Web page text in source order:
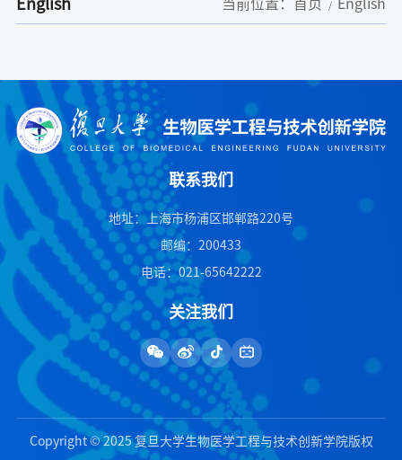
English 当前位置： 首页 English
联系我们
地址：上海市杨浦区邯郸路220号
邮编：200433
电话：021-65642222
关注我们
Copyright © 2025 复旦大学生物医学工程与技术创新学院版权